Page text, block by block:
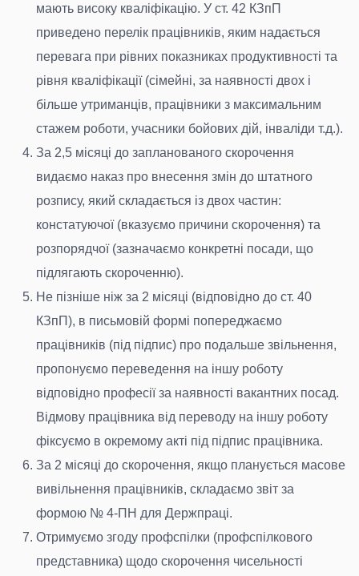
мають високу кваліфікацію. У ст. 42 КЗпП
приведено перелік працівників, яким надається
перевага при рівних показниках продуктивності та
рівня кваліфікації (сімейні, за наявності двох і
більше утриманців, працівники з максимальним
стажем роботи, учасники бойових дій, інваліди т.д.).
За 2,5 місяці до запланованого скорочення
видаємо наказ про внесення змін до штатного
розпису, який складається із двох частин:
констатуючої (вказуємо причини скорочення) та
розпорядчої (зазначаємо конкретні посади, що
підлягають скороченню).
Не пізніше ніж за 2 місяці (відповідно до ст. 40
КЗпП), в письмовій формі попереджаємо
працівників (під підпис) про подальше звільнення,
пропонуємо переведення на іншу роботу
відповідно професії за наявності вакантних посад.
Відмову працівника від переводу на іншу роботу
фіксуємо в окремому акті під підпис працівника.
За 2 місяці до скорочення, якщо планується масове
вивільнення працівників, складаємо звіт за
формою № 4-ПН для Держпраці.
Отримуємо згоду профспілки (профспілкового
представника) щодо скорочення чисельності